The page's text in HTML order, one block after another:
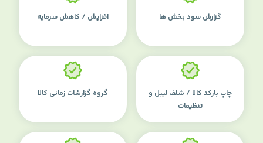
گزارش سود بخش ها افزایش / کاهش سرمایه
چاپ بارکد کالا / شلف لیبل و
تنظیمات
گروه گزارشات زمانی کالا